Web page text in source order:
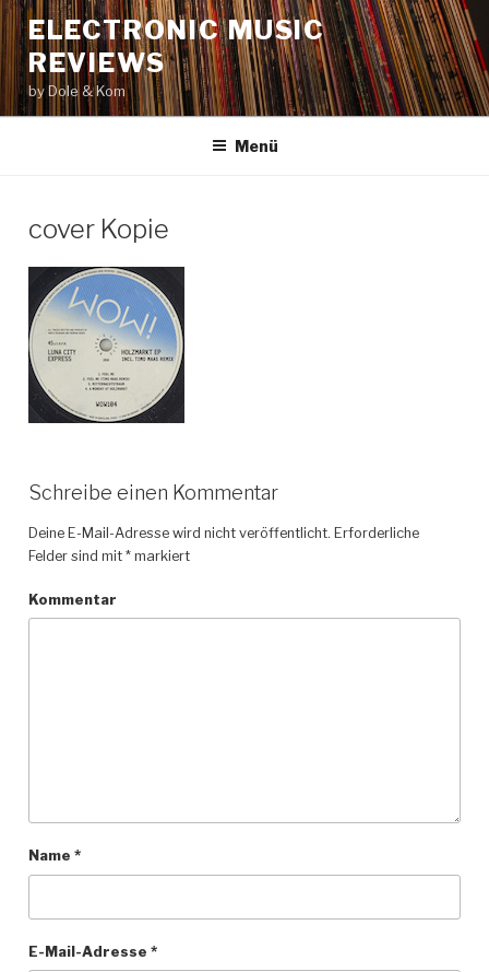
Zum
Inhalt
springen
ELECTRONIC MUSIC
REVIEWS
by Dole & Kom
Menü
cover Kopie
Schreibe einen Kommentar
Deine E-Mail-Adresse wird nicht veröffentlicht. Erforderliche
Felder sind mit *markiert
Kommentar
Name *
E-Mail-Adresse *